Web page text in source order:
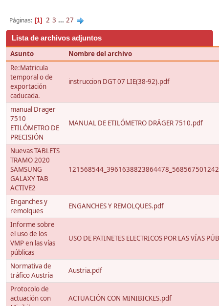
Páginas 1 2 3 ... 27
Lista de archivos adjuntos
Asunto
Nombre del archivo
Re:Matricula
temporal o de
exportación
caducada.
instruccion DGT 07 LIE(38-92).pdf
manual Drager
7510
ETILÓMETRO DE
PRECISIÓN
MANUAL DE ETILÓMETRO DRÄGER 7510.pdf
Nuevas TABLETS
TRAMO 2020
SAMSUNG
GALAXY TAB
ACTIVE2
Enganches y
remolques
ENGANCHES Y REMOLQUES.pdf
Informe sobre
el uso de los
VMP en las vías
públicas
USO DE PATINETES ELECTRICOS POR LAS VÍAS
Normativa de
tráfico Austria
Austria.pdf
Protocolo de
actuación con
ACTUACIÓN CON MINIBICKES.pdf